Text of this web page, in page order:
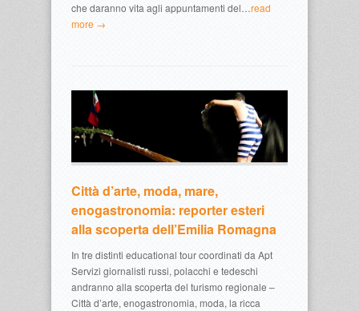
che daranno vita agli appuntamenti del… read
more →
Città d’arte, moda, mare,
enogastronomia: reporter esteri
alla scoperta dell’Emilia Romagna
In tre distinti educational tour coordinati da Apt
Servizi giornalisti russi, polacchi e tedeschi
andranno alla scoperta del turismo regionale –
Città d’arte, enogastronomia, moda, la ricca